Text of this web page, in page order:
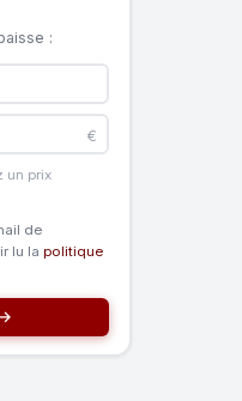
:
€
un prix
de
lu la politique